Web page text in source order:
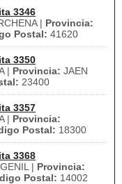
3346
| Provincia:
Postal: 41620
3350
| Provincia: JAEN
23400
3357
| Provincia:
Postal: 18300
3368
| Provincia:
Postal: 14002